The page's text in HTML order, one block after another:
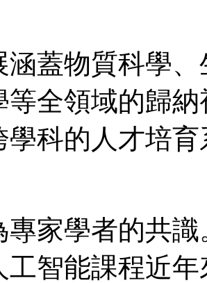
物質科學、
等全領域的歸
學科的人才培育
學者的共識
工智能課程近